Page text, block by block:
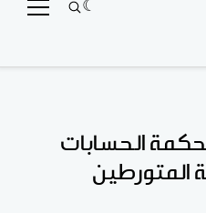
الحسابات
المتورطين